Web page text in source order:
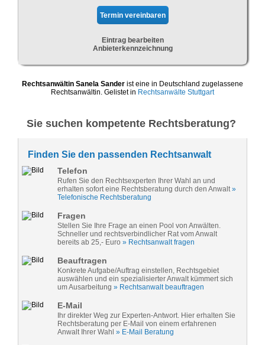
Eintrag bearbeiten
Anbieterkennzeichnung
Rechtsanwältin Sanela Sander ist eine in Deutschland zugelassene
Rechtsanwältin. Gelistet in Rechtsanwälte Stuttgart
Sie suchen kompetente Rechtsberatung?
Finden Sie den passenden Rechtsanwalt
Telefon
Rufen Sie den Rechtsexperten Ihrer Wahl an und
erhalten sofort eine Rechtsberatung durch den Anwalt»
Telefonische Rechtsberatung
Fragen
Stellen Sie Ihre Frage an einen Pool von Anwälten.
Schneller und rechtsverbindlicher Rat vom Anwalt
bereits ab 25,- Euro » Rechtsanwalt fragen
Beauftragen
Konkrete Aufgabe/Auftrag einstellen, Rechtsgebiet
auswählen und ein spezialisierter Anwalt kümmert sich
um Ausarbeitung » Rechtsanwalt beauftragen
E-Mail
Ihr direkter Weg zur Experten-Antwort. Hier erhalten Sie
Rechtsberatung per E-Mail von einem erfahrenen
Anwalt Ihrer Wahl » E-Mail Beratung